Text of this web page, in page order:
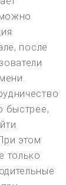
после
быстрее,
этом
только